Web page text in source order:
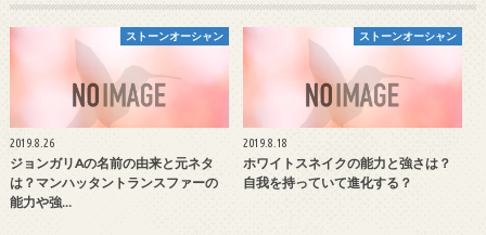
ストーンオーシャン
2019.8.26
ジョンガリAの名前の由来と元ネタ
は？マンハッタントランスファーの
能力や強…
ストーンオーシャン
2019.8.18
ホワイトスネイクの能力と強さは？
自我を持っていて進化する？